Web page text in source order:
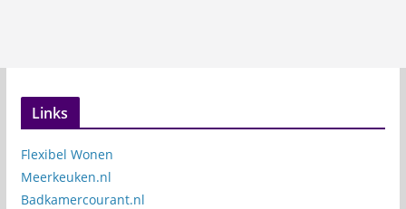
Links
Flexibel Wonen
Meerkeuken.nl
Badkamercourant.nl